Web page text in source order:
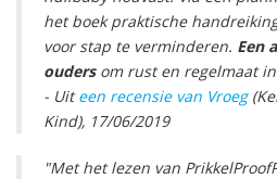
het boek praktische
voor stap te verminderen. Een
oudersom rust en regelmaat
- Uiteen recensie van Vroeg
Kind), 17/06/2019
"Met het lezen van